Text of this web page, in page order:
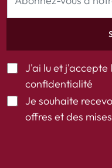
J'ai lu et j'accepte
confidentialité
Je souhaite
offres et des